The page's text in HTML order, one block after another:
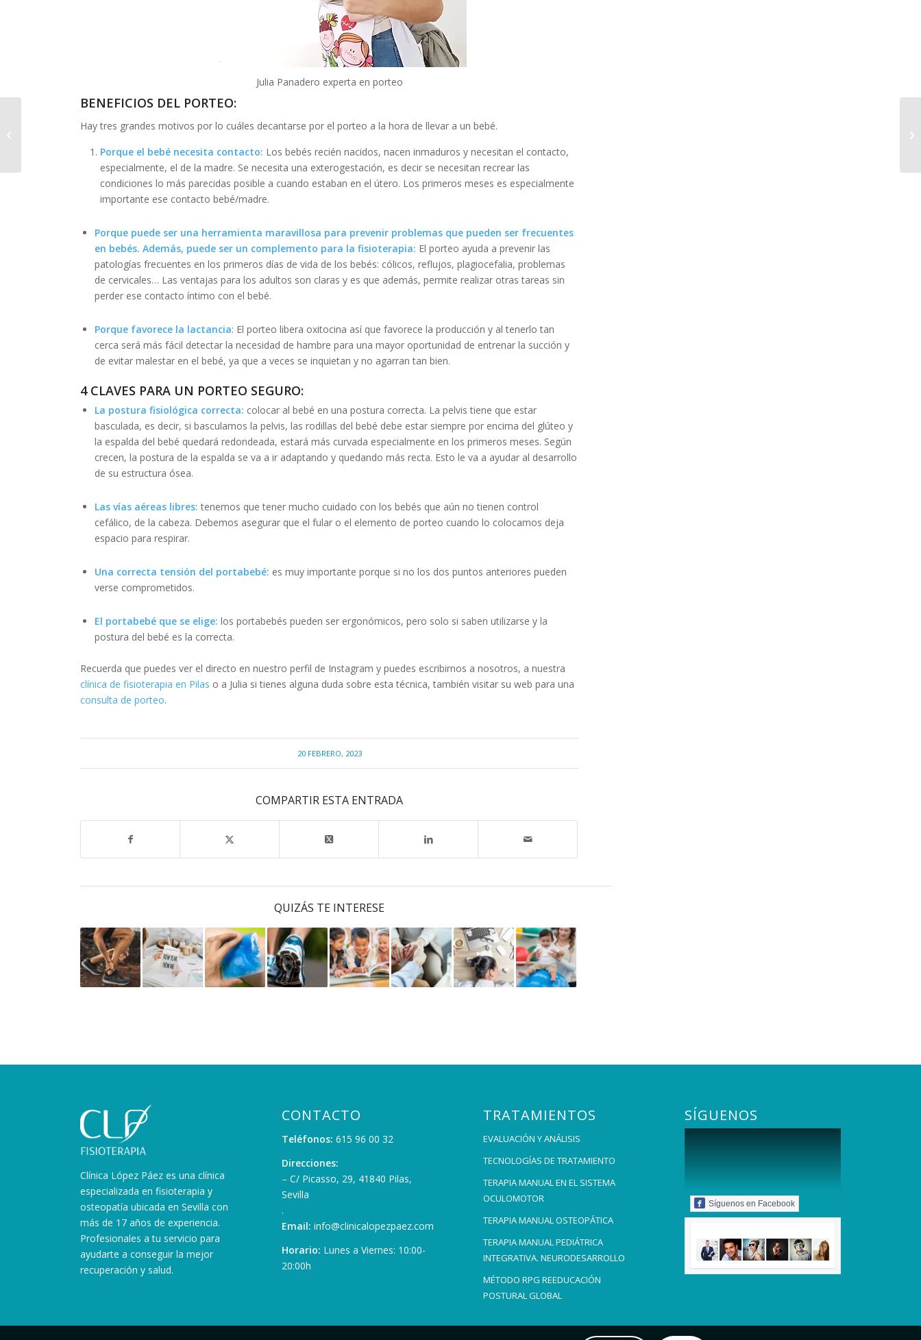
Julia Panadero experta en porteo
BENEFICIOS DEL PORTEO:
Hay tres grandes motivos por lo cuáles decantarse por el porteo a la hora de llevar a un bebé.
Porque el bebé necesita contacto: Los bebés recién nacidos, nacen inmaduros y necesitan el contacto,
especialmente, el de la madre. Se necesita una exterogestación, es decir se necesitan recrear las
condiciones lo más parecidas posible a cuando estaban en el útero. Los primeros meses es especialmente
importante ese contacto bebé/madre.
Porque puede ser una herramienta maravillosa para prevenir problemas que pueden ser frecuentes
en bebés. Además, puede ser un complemento para la fisioterapia: El porteo ayuda a prevenir las
patologías frecuentes en los primeros días de vida de los bebés: cólicos, reflujos, plagiocefalia, problemas
de cervicales… Las ventajas para los adultos son claras y es que además, permite realizar otras tareas sin
perder ese contacto íntimo con el bebé.
Porque favorece la lactancia: El porteo libera oxitocina así que favorece la producción y al tenerlo tan
cerca será más fácil detectar la necesidad de hambre para una mayor oportunidad de entrenar la succión y
de evitar malestar en el bebé, ya que a veces se inquietan y no agarran tan bien.
4 CLAVES PARA UN PORTEO SEGURO:
La postura fisiológica correcta: colocar al bebé en una postura correcta. La pelvis tiene que estar
basculada, es decir, si basculamos la pelvis, las rodillas del bebé debe estar siempre por encima del glúteo y
la espalda del bebé quedará redondeada, estará más curvada especialmente en los primeros meses. Según
crecen, la postura de la espalda se va a ir adaptando y quedando más recta. Esto le va a ayudar al desarrollo
de su estructura ósea.
Las vías aéreas libres:tenemos que tener mucho cuidado con los bebés que aún no tienen control
cefálico, de la cabeza. Debemos asegurar que el fular o el elemento de porteo cuando lo colocamos deja
espacio para respirar.
Una correcta tensión del portabebé: es muy importante porque si no los dos puntos anteriores pueden
verse comprometidos.
El portabebé que se elige: los portabebés pueden ser ergonómicos, pero solo si saben utilizarse y la
postura del bebé es la correcta.
Recuerda que puedes ver el directo en nuestro perfil de Instagram y puedes escribirnos a nosotros, a nuestra
clínica de fisioterapia en Pilas o a Julia si tienes alguna duda sobre esta técnica, también visitar su web para una
consulta de porteo.
20 FEBRERO, 2023
COMPARTIR ESTA ENTRADA
QUIZÁS TE INTERESE
Clínica López Páez es una clínica
especializada en fisioterapia y
osteopatía ubicada en Sevilla con
más de 17 años de experiencia.
Profesionales a tu servicio para
ayudarte a conseguir la mejor
recuperación y salud.
CONTACTO
Teléfonos: 615 96 00 32
Direcciones:
– C/ Picasso, 29, 41840 Pilas,
Sevilla
.
Email: info@clinicalopezpaez.com
Horario: Lunes a Viernes: 10:00-
20:00h
TRATAMIENTOS
EVALUACIÓN Y ANÁLISIS
TECNOLOGÍAS DE TRATAMIENTO
TERAPIA MANUAL EN EL SISTEMA
OCULOMOTOR
TERAPIA MANUAL OSTEOPÁTICA
TERAPIA MANUAL PEDIÁTRICA
INTEGRATIVA. NEURODESARROLLO
MÉTODO RPG REEDUCACIÓN
POSTURAL GLOBAL
SÍGUENOS
Síguenos en Facebook
importancia de una
correcta pisada.